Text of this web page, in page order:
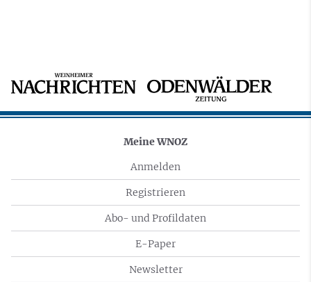
Meine WNOZ
Anmelden
Registrieren
Abo- und Profildaten
E-Paper
Newsletter